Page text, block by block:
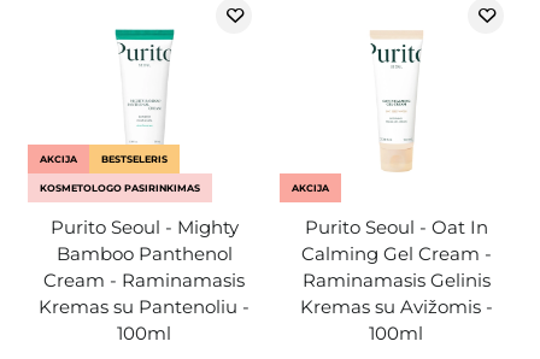
AKCIJA BESTSELERIS
KOSMETOLOGO PASIRINKIMAS
Purito Seoul - Mighty
Bamboo Panthenol
Cream - Raminamasis
Kremas su Pantenoliu -
100ml
AKCIJA
Purito Seoul - Oat In
Calming Gel Cream -
Raminamasis Gelinis
Kremas su Avižomis -
100ml